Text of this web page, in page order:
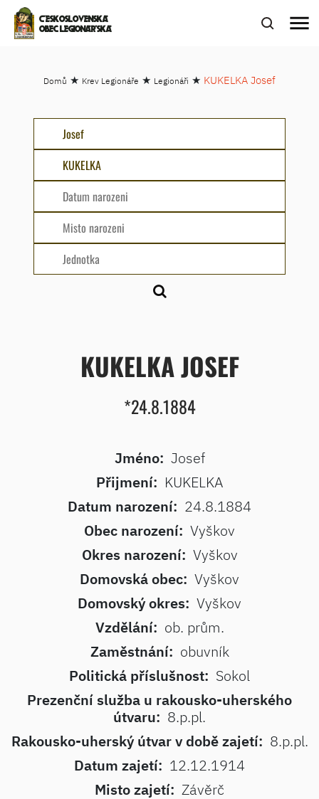
ČESKOSLOVENSKÁ
OBEC LEGIONÁŘSKÁ
menu
Domů ★ Krev Legionáře ★ Legionáři ★ KUKELKA Josef
KUKELKA JOSEF
*24.8.1884
Jméno: Josef
Přijmení: KUKELKA
Datum narození: 24.8.1884
Obec narození: Vyškov
Okres narození: Vyškov
Domovská obec: Vyškov
Domovský okres: Vyškov
Vzdělání: ob. prům.
Zaměstnání: obuvník
Politická příslušnost: Sokol
Prezenční služba u rakousko-uherského
útvaru: 8.p.pl.
Rakousko-uherský útvar v době zajetí: 8.p.pl.
Datum zajetí: 12.12.1914
Misto zajetí: Závěrč